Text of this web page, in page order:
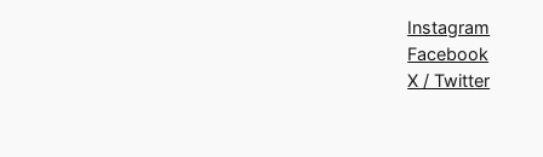
Instagram
Facebook
X / Twitter